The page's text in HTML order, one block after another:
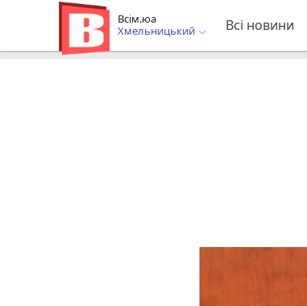
Всім.юа
Хмельницький
Всі новини